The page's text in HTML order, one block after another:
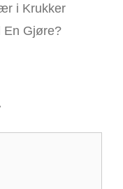
i Krukker
En Gjøre?